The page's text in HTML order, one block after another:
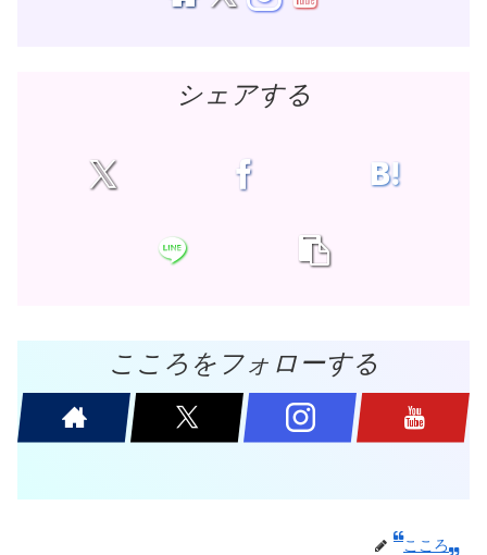
シェアする
こころをフォローする
こころ